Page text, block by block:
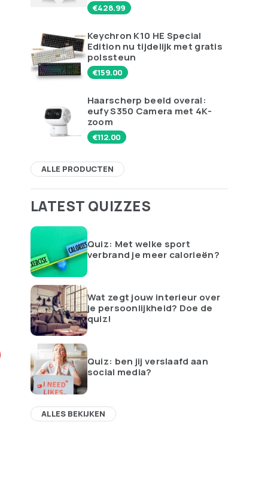
€428.99
Keychron K10 HE Special
Edition nu tijdelijk met gratis
polssteun
€159.00
Haarscherp beeld overal:
eufy S350 Camera met 4K-
zoom
€112.00
ALLE PRODUCTEN
LATEST QUIZZES
Quiz: Met welke sport
verbrand je meer calorieën?
Wat zegt jouw interieur over
je persoonlijkheid? Doe de
quiz!
Quiz: ben jij verslaafd aan
social media?
ALLES BEKIJKEN